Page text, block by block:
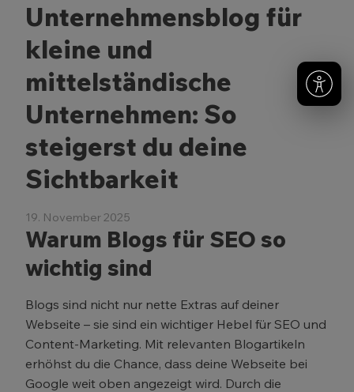
Unternehmensblog für
kleine und
mittelständische
Unternehmen: So
steigerst du deine
Sichtbarkeit
19. November 2025
Warum Blogs für SEO so
wichtig sind
Blogs sind nicht nur nette Extras auf deiner
Webseite – sie sind ein wichtiger Hebel für SEO und
Content-Marketing. Mit relevanten Blogartikeln
erhöhst du die Chance, dass deine Webseite bei
Google weit oben angezeigt wird. Durch die